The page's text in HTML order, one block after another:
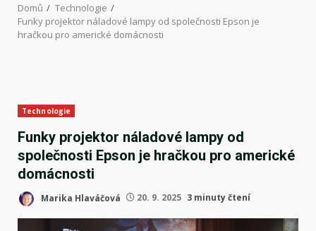
Domů
Technologie
Funky projektor náladové lampy od společnosti Epson je
hračkou pro americké domácnosti
Technologie
Funky projektor náladové lampy od
společnosti Epson je hračkou pro americké
domácnosti
Marika Hlaváčová 20. 9. 2025 3 minuty čtení